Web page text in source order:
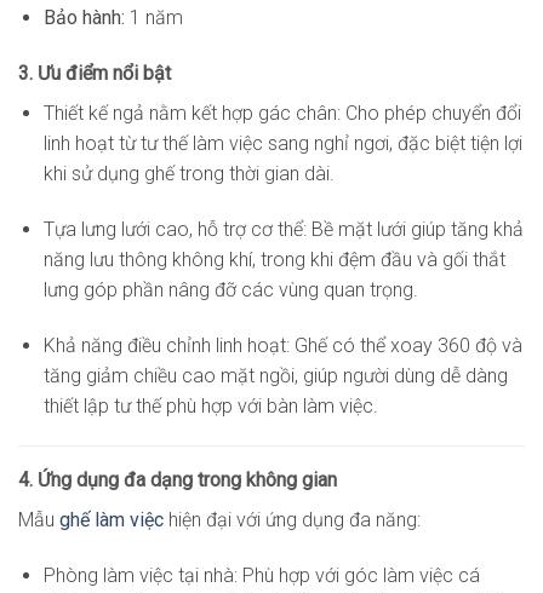
Bảo hành: 1 năm
3. Ưu điểm nổi bật
Thiết kế ngả nằm kết hợp gác chân: Cho phép chuyển đổi
linh hoạt từ tư thế làm việc sang nghỉ ngơi, đặc biệt tiện lợi
khi sử dụng ghế trong thời gian dài.
Tựa lưng lưới cao, hỗ trợ cơ thể: Bề mặt lưới giúp tăng khả
năng lưu thông không khí, trong khi đệm đầu và gối thắt
lưng góp phần nâng đỡ các vùng quan trọng.
Khả năng điều chỉnh linh hoạt: Ghế có thể xoay 360 độ và
tăng giảm chiều cao mặt ngồi, giúp người dùng dễ dàng
thiết lập tư thế phù hợp với bàn làm việc.
4. Ứng dụng đa dạng trong không gian
Mẫu ghế làm việc hiện đại với ứng dụng đa năng:
Phòng làm việc tại nhà: Phù hợp với góc làm việc cá